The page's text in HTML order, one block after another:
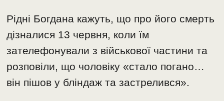
Рідні Богдана кажуть, що про його смерть
дізналися 13 червня, коли їм
зателефонували з військової частини та
розповіли, що чоловіку «стало погано…
він пішов у бліндаж та застрелився».